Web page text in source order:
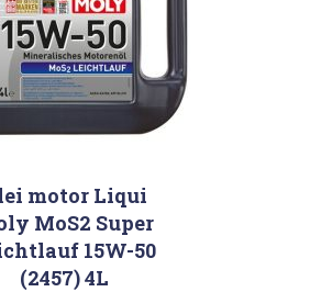
motor Liqui
MoS2 Super
15W-50
(2457) 4L